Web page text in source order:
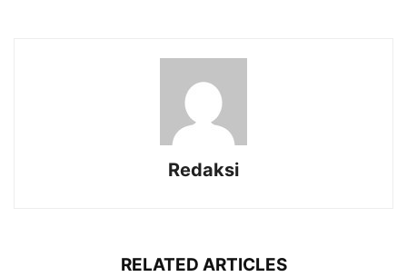
Redaksi
RELATED ARTICLES